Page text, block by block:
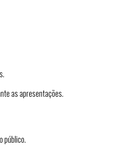
as apresentações.
público.